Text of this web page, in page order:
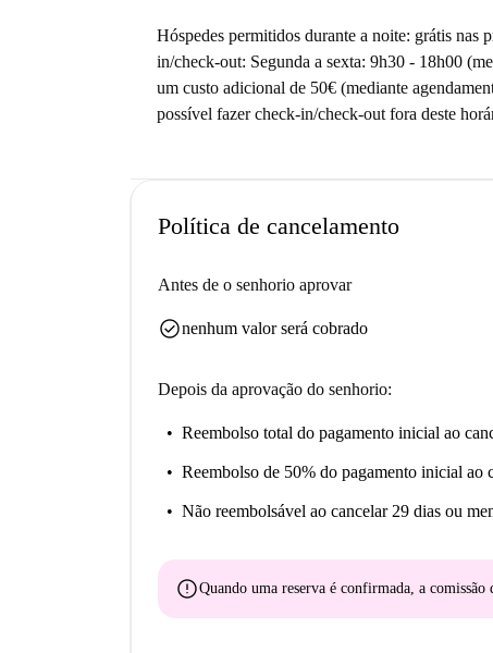
Hóspedes permitidos durante a noite: grátis nas
in/check-out: Segunda a sexta: 9h30 - 18h00
um custo adicional de 50€ (mediante
possível fazer check-in/check-out fora deste
Política de cancelamento
Antes de o senhorio aprovar
check_circlenenhum valor será cobrado
Depois da aprovação do senhorio:
Reembolso total do pagamento inicial ao
Reembolso de 50% do pagamento inicial ao
Não reembolsável ao cancelar 29 dias ou
errorQuando uma reserva é confirmada, a comissão